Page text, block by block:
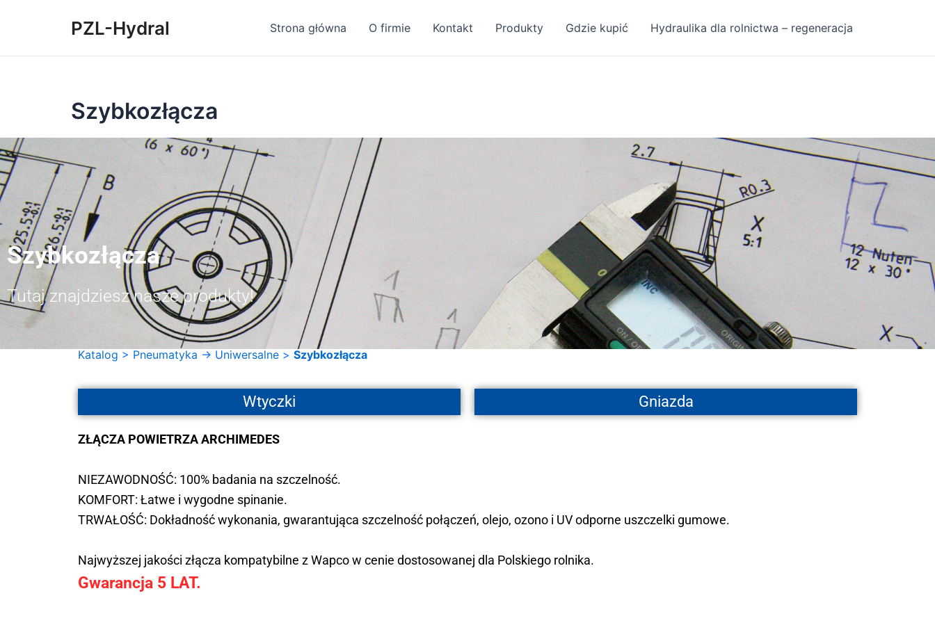
PZL-Hydral Strona główna O firmie Kontakt Produkty Gdzie kupić Hydraulika dla rolnictwa – regeneracja
Szybkozłącza
Szybkozłącza
Tutaj znajdziesz nasze produkty!
Katalog > Pneumatyka -> Uniwersalne > Szybkozłącza
Wtyczki Gniazda
ZŁĄCZA POWIETRZA ARCHIMEDES
NIEZAWODNOŚĆ: 100% badania na szczelność.
KOMFORT: Łatwe i wygodne spinanie.
TRWAŁOŚĆ: Dokładność wykonania, gwarantująca szczelność połączeń, olejo, ozono i UV odporne uszczelki gumowe.
Najwyższej jakości złącza kompatybilne z Wapco w cenie dostosowanej dla Polskiego rolnika.
Gwarancja 5 LAT.